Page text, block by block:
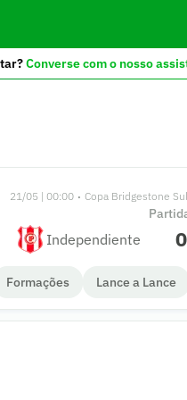
Converse com o nosso
21/05 | 00:00 • Copa Bridgestone
Independiente 0
Formações Lance a Lance